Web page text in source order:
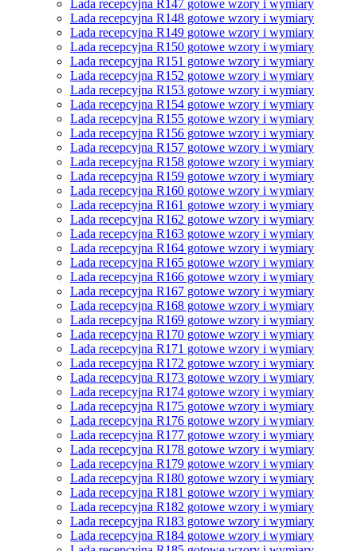
Lada recepcyjna R147 gotowe wzory i wymiary
Lada recepcyjna R148 gotowe wzory i wymiary
Lada recepcyjna R149 gotowe wzory i wymiary
Lada recepcyjna R150 gotowe wzory i wymiary
Lada recepcyjna R151 gotowe wzory i wymiary
Lada recepcyjna R152 gotowe wzory i wymiary
Lada recepcyjna R153 gotowe wzory i wymiary
Lada recepcyjna R154 gotowe wzory i wymiary
Lada recepcyjna R155 gotowe wzory i wymiary
Lada recepcyjna R156 gotowe wzory i wymiary
Lada recepcyjna R157 gotowe wzory i wymiary
Lada recepcyjna R158 gotowe wzory i wymiary
Lada recepcyjna R159 gotowe wzory i wymiary
Lada recepcyjna R160 gotowe wzory i wymiary
Lada recepcyjna R161 gotowe wzory i wymiary
Lada recepcyjna R162 gotowe wzory i wymiary
Lada recepcyjna R163 gotowe wzory i wymiary
Lada recepcyjna R164 gotowe wzory i wymiary
Lada recepcyjna R165 gotowe wzory i wymiary
Lada recepcyjna R166 gotowe wzory i wymiary
Lada recepcyjna R167 gotowe wzory i wymiary
Lada recepcyjna R168 gotowe wzory i wymiary
Lada recepcyjna R169 gotowe wzory i wymiary
Lada recepcyjna R170 gotowe wzory i wymiary
Lada recepcyjna R171 gotowe wzory i wymiary
Lada recepcyjna R172 gotowe wzory i wymiary
Lada recepcyjna R173 gotowe wzory i wymiary
Lada recepcyjna R174 gotowe wzory i wymiary
Lada recepcyjna R175 gotowe wzory i wymiary
Lada recepcyjna R176 gotowe wzory i wymiary
Lada recepcyjna R177 gotowe wzory i wymiary
Lada recepcyjna R178 gotowe wzory i wymiary
Lada recepcyjna R179 gotowe wzory i wymiary
Lada recepcyjna R180 gotowe wzory i wymiary
Lada recepcyjna R181 gotowe wzory i wymiary
Lada recepcyjna R182 gotowe wzory i wymiary
Lada recepcyjna R183 gotowe wzory i wymiary
Lada recepcyjna R184 gotowe wzory i wymiary